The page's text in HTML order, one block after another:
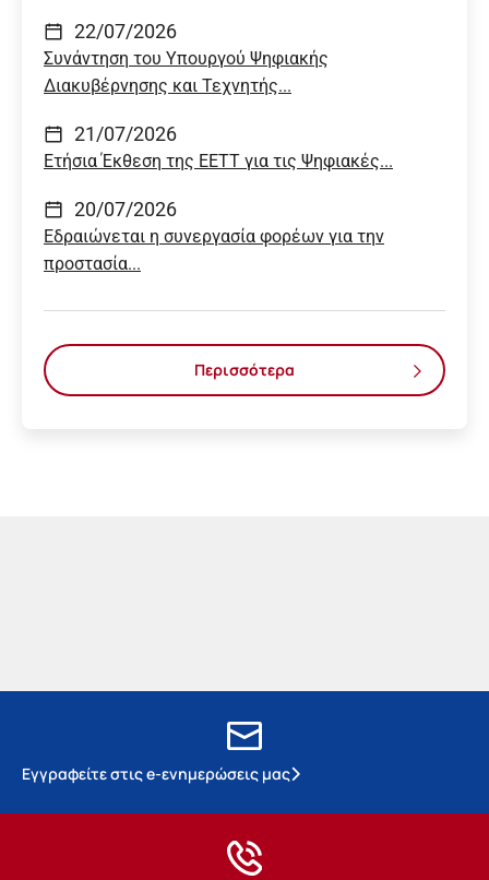
22/07/2026
Συνάντηση του Υπουργού Ψηφιακής
Διακυβέρνησης και Τεχνητής...
21/07/2026
Ετήσια Έκθεση της ΕΕΤΤ για τις Ψηφιακές...
20/07/2026
Εδραιώνεται η συνεργασία φορέων για την
προστασία...
Περισσότερα
Εγγραφείτε στις e-ενημερώσεις μας